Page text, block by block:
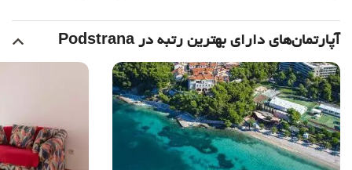
آپارتمان‌های دارای بهترین رتبه در Podstrana